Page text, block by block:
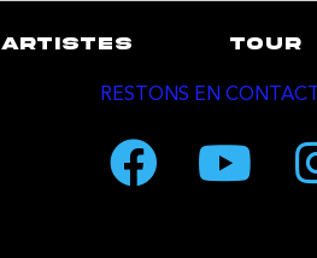
ARTISTES TOUR
RESTONS EN CONTACT